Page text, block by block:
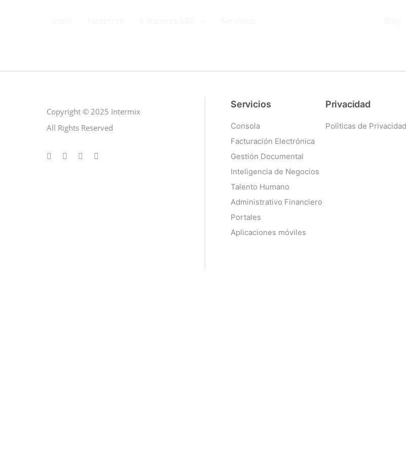
Copyright © 2025 Intermix
All Rights Reserved
Servicios
Consola
Facturación Electrónica
Gestión Documental
Inteligencia de Negocios
Talento Humano
Administrativo Financiero
Portales
Aplicaciones móviles
Privacidad
Polìticas de Privacidad